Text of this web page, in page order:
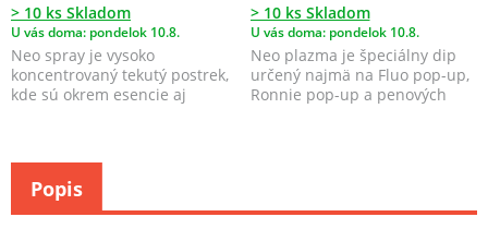
> 10 ks Skladom
U vás doma: pondelok 10.8.
Neo spray je vysoko
koncentrovaný tekutý postrek,
kde sú okrem esencie aj
> 10 ks Skladom
U vás doma: pondelok 10.8.
Neo plazma je špeciálny dip
určený najmä na Fluo pop-up,
Ronnie pop-up a penových
Popis